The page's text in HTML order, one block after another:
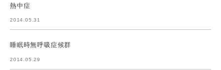
熱中症
2014.05.31
睡眠時無呼吸症候群
2014.05.29